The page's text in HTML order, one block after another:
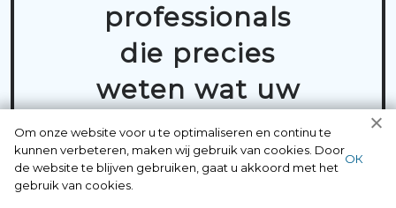
professionals
die precies
weten wat uw
probleem is
Om onze website voor u te optimaliseren en continu te
kunnen verbeteren, maken wij gebruik van cookies. Door
de website te blijven gebruiken, gaat u akkoord met het
gebruik van cookies.
ОК